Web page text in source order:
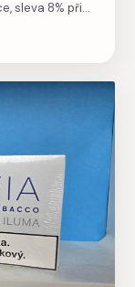
sleva 8% při